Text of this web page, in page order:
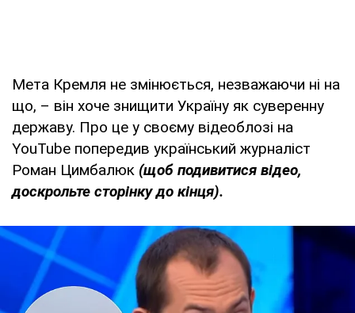
Мета Кремля не змінюється, незважаючи ні на
що, – він хоче знищити Україну як суверенну
державу. Про це у своєму відеоблозі на
YouTube попередив український журналіст
Роман Цимбалюк (щоб подивитися відео,
доскрольте сторінку до кінця).